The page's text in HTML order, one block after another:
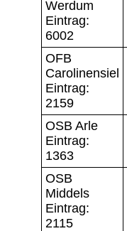
Werdum
Eintrag:
6002
OFB
Carolinensiel
Eintrag:
2159
OSB Arle
Eintrag:
1363
OSB
Middels
Eintrag:
2115